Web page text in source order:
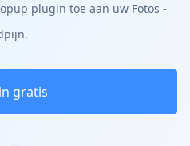
plugin toe aan uw Fotos -
gratis